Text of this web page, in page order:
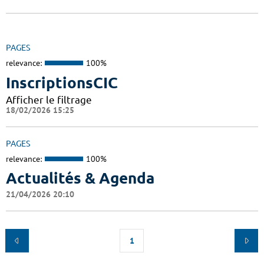
PAGES
relevance: 100%
InscriptionsCIC
Afficher le filtrage
18/02/2026 15:25
PAGES
relevance: 100%
Actualités & Agenda
21/04/2026 20:10
1